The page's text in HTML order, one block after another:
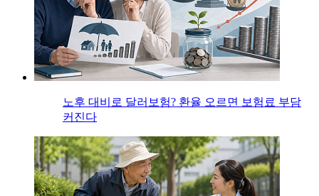
노후 대비로 달러보험? 환율 오르면 보험료 부담
커진다